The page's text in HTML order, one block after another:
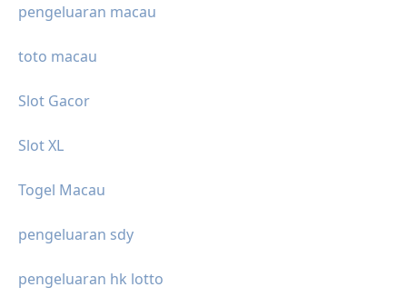
pengeluaran macau
toto macau
Slot Gacor
Slot XL
Togel Macau
pengeluaran sdy
pengeluaran hk lotto